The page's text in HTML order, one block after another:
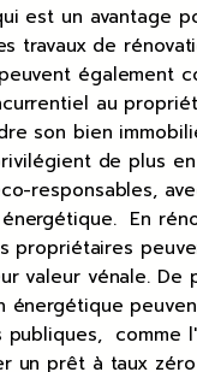
est un avantage
travaux de
également
au
son bien
de plus
responsables,
En
propriétaires
valeur vénale. De
énergétique
publiques, comme
un prêt à taux